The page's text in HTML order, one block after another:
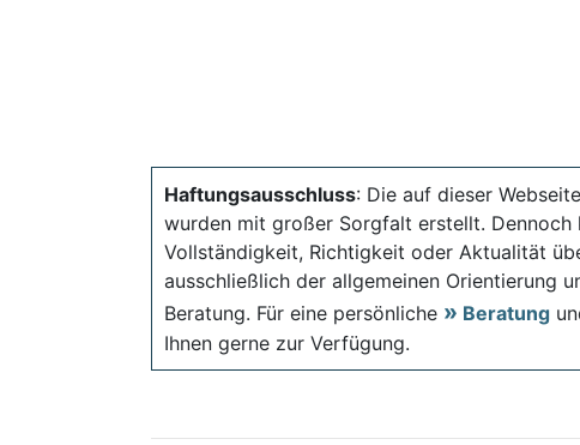
Haftungsausschluss: Die auf dieser
wurden mit großer Sorgfalt erstellt. Dennoch
Vollständigkeit, Richtigkeit oder Aktualität
ausschließlich der allgemeinen Orientierung
Beratung. Für eine persönliche
Beratung
Ihnen gerne zur Verfügung.